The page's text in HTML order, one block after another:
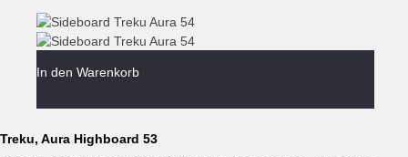
In den Warenkorb
Treku, Aura Highboard 53